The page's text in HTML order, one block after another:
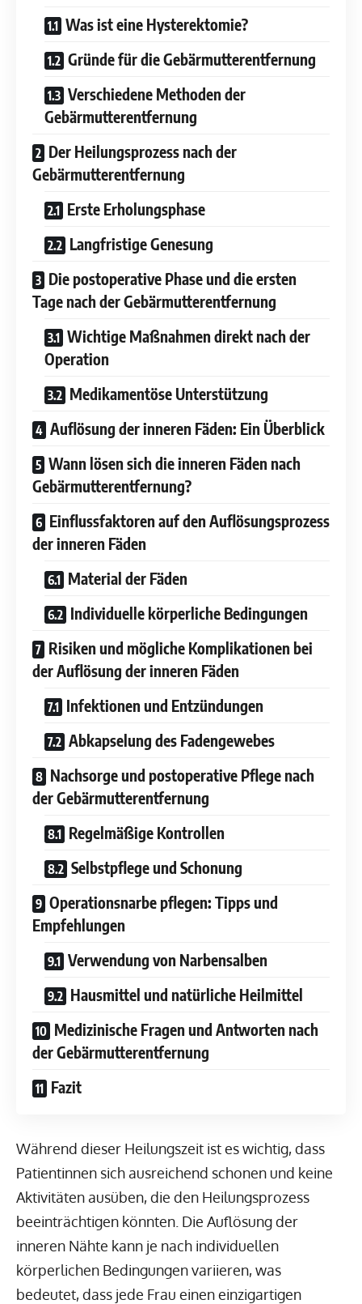
Was ist eine Hysterektomie?
Gründe für die Gebärmutterentfernung
Verschiedene Methoden der
Gebärmutterentfernung
Der Heilungsprozess nach der
Gebärmutterentfernung
Erste Erholungsphase
Langfristige Genesung
Die postoperative Phase und die ersten
Tage nach der Gebärmutterentfernung
Wichtige Maßnahmen direkt nach der
Operation
Medikamentöse Unterstützung
Auflösung der inneren Fäden: Ein Überblick
Wann lösen sich die inneren Fäden nach
Gebärmutterentfernung?
Einflussfaktoren auf den Auflösungsprozess
der inneren Fäden
Material der Fäden
Individuelle körperliche Bedingungen
Risiken und mögliche Komplikationen bei
der Auflösung der inneren Fäden
Infektionen und Entzündungen
Abkapselung des Fadengewebes
Nachsorge und postoperative Pflege nach
der Gebärmutterentfernung
Regelmäßige Kontrollen
Selbstpflege und Schonung
Operationsnarbe pflegen: Tipps und
Empfehlungen
Verwendung von Narbensalben
Hausmittel und natürliche Heilmittel
Medizinische Fragen und Antworten nach
der Gebärmutterentfernung
Fazit
Während dieser Heilungszeit ist es wichtig, dass
Patientinnen sich ausreichend schonen und keine
Aktivitäten ausüben, die den Heilungsprozess
beeinträchtigen könnten. Die Auflösung der
inneren Nähte kann je nach individuellen
körperlichen Bedingungen variieren, was
bedeutet, dass jede Frau einen einzigartigen